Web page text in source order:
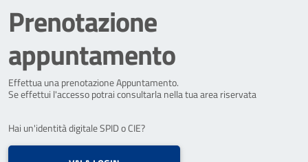
Prenotazione
appuntamento
Effettua una prenotazione Appuntamento.
Se effettui l'accesso potrai consultarla nella tua area riservata
Hai un'identità digitale SPID o CIE?